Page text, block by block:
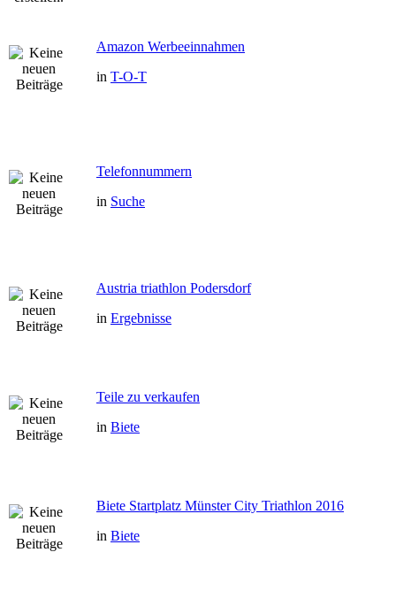
Amazon Werbeeinnahmen
in T-O-T
Telefonnummern
in Suche
Austria triathlon Podersdorf
in Ergebnisse
Teile zu verkaufen
in Biete
Biete Startplatz Münster City Triathlon 2016
in Biete